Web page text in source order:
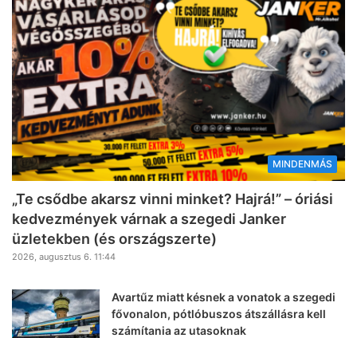
MINDENMÁS
„Te csődbe akarsz vinni minket? Hajrá!” – óriási
kedvezmények várnak a szegedi Janker
üzletekben (és országszerte)
2026, augusztus 6. 11:44
Avartűz miatt késnek a vonatok a szegedi
fővonalon, pótlóbuszos átszállásra kell
számítania az utasoknak